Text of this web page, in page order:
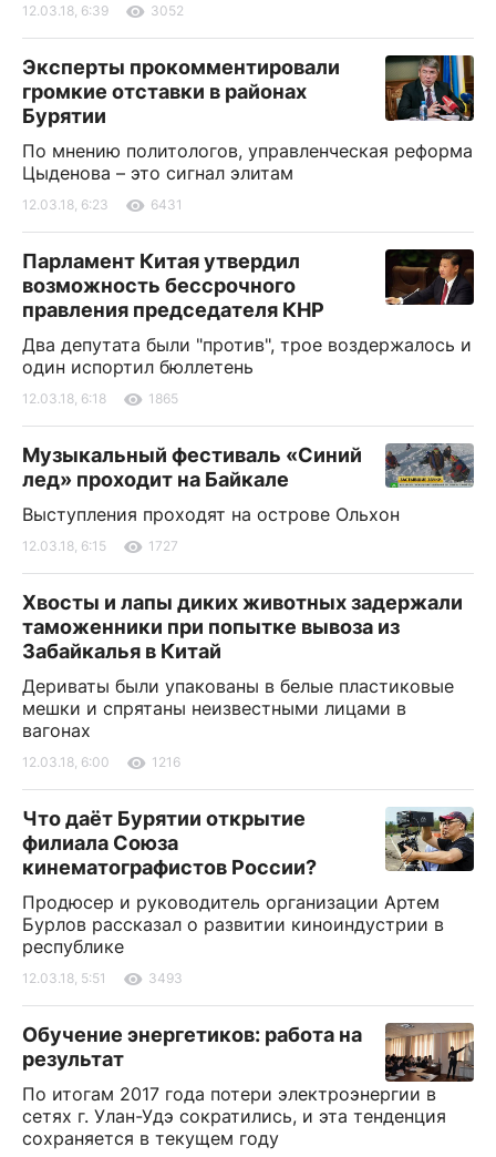
12.03.18, 6:39 3052
Эксперты прокомментировали
громкие отставки в районах
Бурятии
По мнению политологов, управленческая реформа
Цыденова – это сигнал элитам
12.03.18, 6:23 6431
Парламент Китая утвердил
возможность бессрочного
правления председателя КНР
Два депутата были "против", трое воздержалось и
один испортил бюллетень
12.03.18, 6:18 1865
Музыкальный фестиваль «Синий
лед» проходит на Байкале
Выступления проходят на острове Ольхон
12.03.18, 6:15 1727
Хвосты и лапы диких животных задержали
таможенники при попытке вывоза из
Забайкалья в Китай
Дериваты были упакованы в белые пластиковые
мешки и спрятаны неизвестными лицами в
вагонах
12.03.18, 6:00 1216
Что даёт Бурятии открытие
филиала Союза
кинематографистов России?
Продюсер и руководитель организации Артем
Бурлов рассказал о развитии киноиндустрии в
республике
12.03.18, 5:51 3493
Обучение энергетиков: работа на
результат
По итогам 2017 года потери электроэнергии в
сетях г. Улан-Удэ сократились, и эта тенденция
сохраняется в текущем году